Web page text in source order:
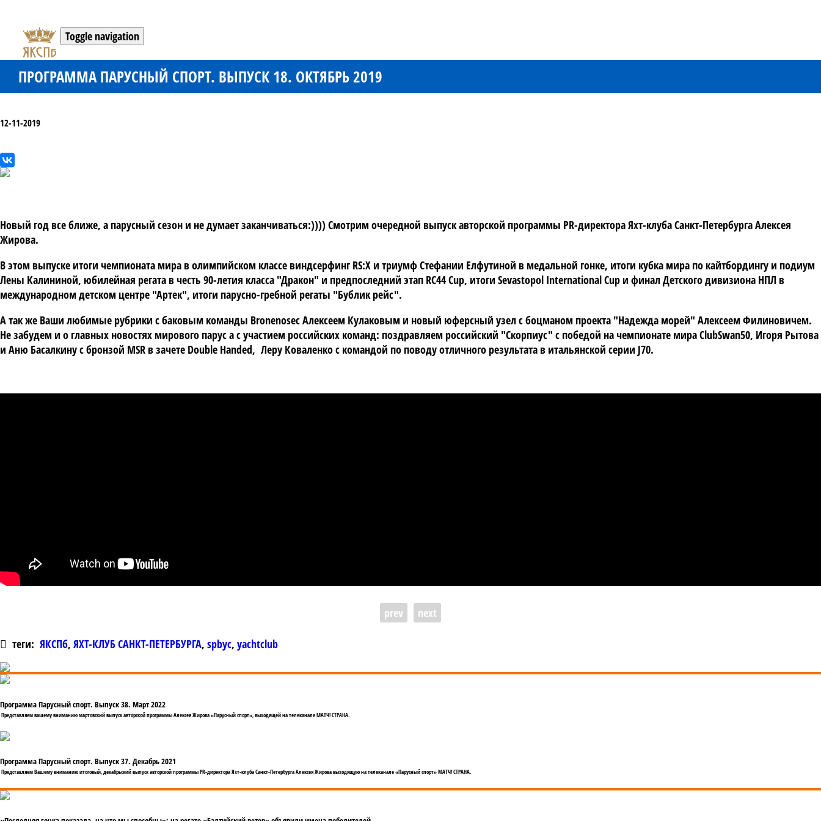
Toggle navigation
ПРОГРАММА ПАРУСНЫЙ СПОРТ. ВЫПУСК 18. ОКТЯБРЬ 2019
12-11-2019
Новый год все ближе, а парусный сезон и не думает заканчиваться:)))) Смотрим очередной выпуск авторской программы PR-директора Яхт-клуба Санкт-Петербурга Алексея
Жирова.
В этом выпуске итоги чемпионата мира в олимпийском классе виндсерфинг RS:X и триумф Стефании Елфутиной в медальной гонке, итоги кубка мира по кайтбордингу и подиум
Лены Калининой, юбилейная регата в честь 90-летия класса "Дракон" и предпоследний этап RC44 Cup, итоги Sevastopol International Cup и финал Детского дивизиона НПЛ в
международном детском центре "Артек", итоги парусно-гребной регаты "Бублик рейс".
А так же Ваши любимые рубрики с баковым команды Bronenosec Алексеем Кулаковым и новый юферсный узел с боцманом проекта "Надежда морей" Алексеем Филиновичем.
Не забудем и о главных новостях мирового парус а с участием российских команд: поздравляем российский "Скорпиус" с победой на чемпионате мира ClubSwan50, Игоря Рытова
и Аню Басалкину с бронзой MSR в зачете Double Handed, Леру Коваленко с командой по поводу отличного результата в итальянской серии J70.
prev next
теги: ЯКСПб, ЯХТ-КЛУБ САНКТ-ПЕТЕРБУРГА, spbyc, yachtclub
Программа Парусный спорт. Выпуск 38. Март 2022
Представляем вашему вниманию мартовский выпуск авторской программы Алексея Жирова «Парусный спорт», выходящей на телеканале МАТЧ! СТРАНА.
Программа Парусный спорт. Выпуск 37. Декабрь 2021
Представляем Вашему вниманию итоговый, декабрьский выпуск авторской программы PR-директора Яхт-клуба Санкт-Петербурга Алексея Жирова выходящую на телеканале «Парусный спорт» МАТЧ! СТРАНА.